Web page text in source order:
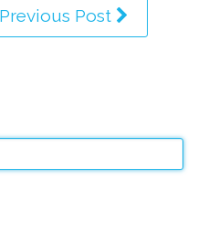
Previous Post